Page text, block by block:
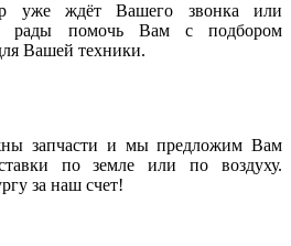
уже ждёт Вашего звонка или
рады помочь Вам с подбором
Вашей техники.
запчасти и мы предложим Вам
по земле или по воздуху.
за наш счет!